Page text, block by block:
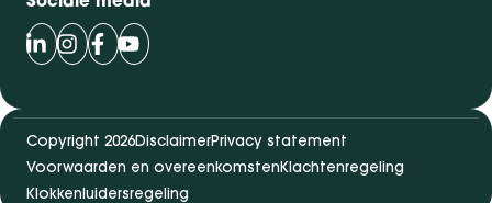
Volg Bentacera op LinkedIn
Volg Bentacera op Instagram
Volg Bentacera op Facebook
Volg Bentacera op Youtube
Copyright 2026DisclaimerPrivacy statement
Voorwaarden en overeenkomstenKlachtenregeling
Klokkenluidersregeling